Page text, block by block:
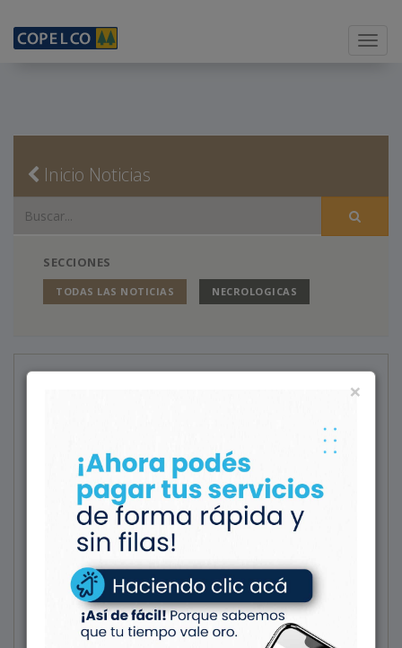
×
Menu
Inicio Noticias
SECCIONES
TODAS LAS NOTICIAS NECROLOGICAS
Necrológicas
Leonardo Fuentes (QEPD)